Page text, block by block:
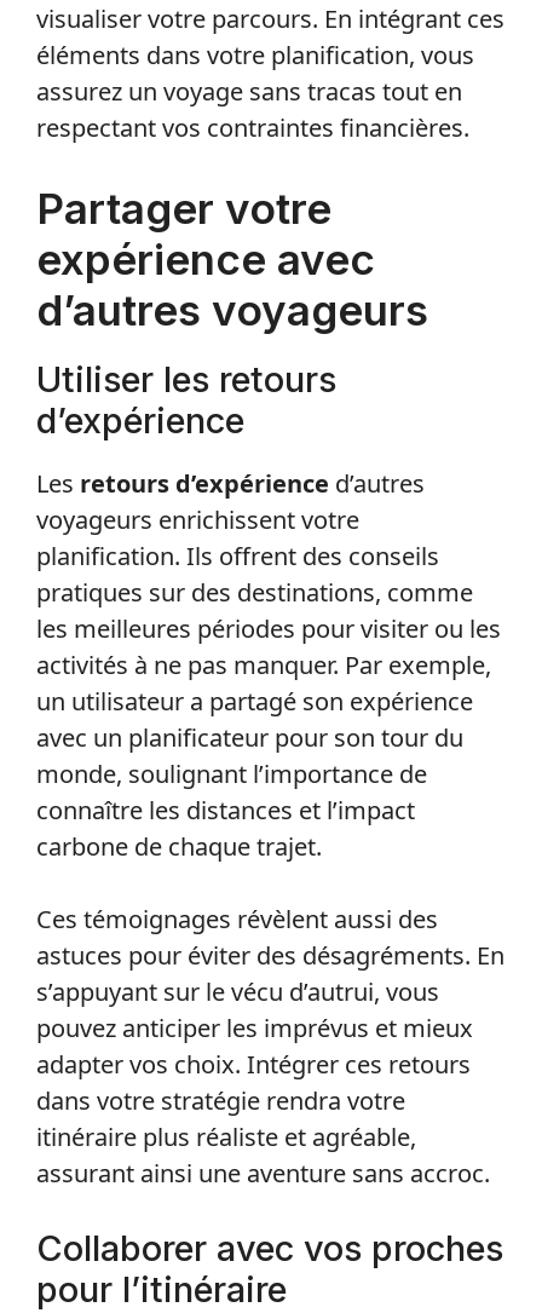
visualiser votre parcours. En intégrant ces
éléments dans votre planification, vous
assurez un voyage sans tracas tout en
respectant vos contraintes financières.
Partager votre
expérience avec
d’autres voyageurs
Utiliser les retours
d’expérience
Les retours d’expérience d’autres
voyageurs enrichissent votre
planification. Ils offrent des conseils
pratiques sur des destinations, comme
les meilleures périodes pour visiter ou les
activités à ne pas manquer. Par exemple,
un utilisateur a partagé son expérience
avec un planificateur pour son tour du
monde, soulignant l’importance de
connaître les distances et l’impact
carbone de chaque trajet.
Ces témoignages révèlent aussi des
astuces pour éviter des désagréments. En
s’appuyant sur le vécu d’autrui, vous
pouvez anticiper les imprévus et mieux
adapter vos choix. Intégrer ces retours
dans votre stratégie rendra votre
itinéraire plus réaliste et agréable,
assurant ainsi une aventure sans accroc.
Collaborer avec vos proches
pour l’itinéraire